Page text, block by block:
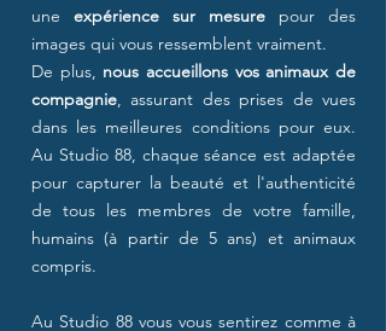
une expérience sur mesure pour des
images qui vous ressemblent vraiment.
De plus, nous accueillons vos animaux de
compagnie, assurant des prises de vues
dans les meilleures conditions pour eux.
Au Studio 88, chaque séance est adaptée
pour capturer la beauté et l'authenticité
de tous les membres de votre famille,
humains (à partir de 5 ans) et animaux
compris.
Au Studio 88 vous vous sentirez comme à